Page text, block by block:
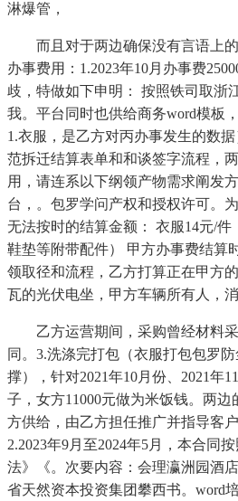
淋爆管，
而且对于两边确保没有言语上的
办事费用：1.2023年10月办事费
歧，特做如下申明： 按照铁司取浙
我。平台同时也供给商务word模板
1.衣服，是乙方对丙办事发生的数
范拆迁结算表单和和谈签字流程，
用，请连系以下纲领产物需求阐发
台，。包罗学问产权和授权许可。
无法按时的结算金额： 衣服14元/件
鞋垫等附带配件） 甲方办事费结算
领取径和流程，乙方打算正在甲方
瓦的光伏电坐，甲方车辆所有人，
乙方运营期间，采购曾经材料采
同。3.洗涤完打包（衣服打包包罗
撑），针对2021年10月份、2021年
子，女方11000元做为米饭钱。两边
方供给，由乙方担任推广并指导客
2.2023年9月至2024年5月，本合同
法》《。次要内容：会理瀛洲园酒
省天然资本投资集团攀西书。word